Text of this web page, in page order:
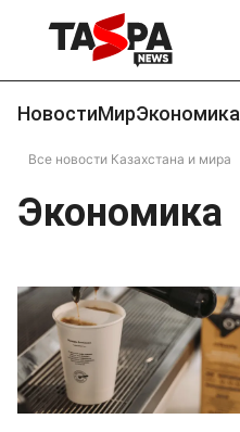
НовостиМирЭкономика
Все новости Казахстана и мира
Экономика